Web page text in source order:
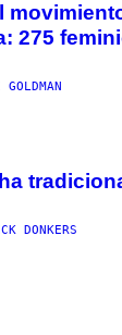
275
DONKERS